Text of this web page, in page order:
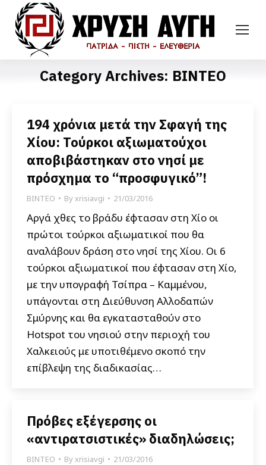
Category Archives: ΒΙΝΤΕΟ
194 χρόνια μετά την Σφαγή της
Χίου: Τούρκοι αξιωματούχοι
αποβιβάστηκαν στο νησί με
πρόσχημα το “προσφυγικό”!
ΒΙΝΤΕΟ Byxrisiavgi 21/03/2016
Αργά χθες το βράδυ έφτασαν στη Χίο οι
πρώτοι τούρκοι αξιωματικοί που θα
αναλάβουν δράση στο νησί της Χίου. Οι 6
τούρκοι αξιωματικοί που έφτασαν στη Χίο,
με την υπογραφή Τσίπρα – Καμμένου,
υπάγονται στη Διεύθυνση Αλλοδαπών
Σμύρνης και θα εγκατασταθούν στο
Hotspot του νησιού στην περιοχή του
Χαλκειούς με υποτιθέμενο σκοπό την
επίβλεψη της διαδικασίας…
Πρόβες εξέγερσης οι
«αντιρατσιστικές» διαδηλώσεις;
ΒΙΝΤΕΟ Byxrisiavgi 21/03/2016